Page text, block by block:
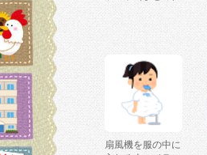
扇風機を服の中に